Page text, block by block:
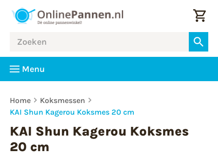
Menu
Home
Koksmessen
KAI Shun Kagerou Koksmes 20 cm
KAI Shun Kagerou Koksmes
20 cm